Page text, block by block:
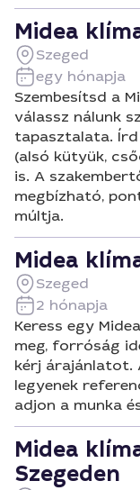
Midea
Szeged
egy hónapja
Szembesítsd a
válassz nálunk
tapasztalata. Írd
(alsó kütyük,
is. A
megbízható,
múltja.
Midea
Szeged
2 hónapja
Keress egy
meg, forróság
kérj árajánlatot.
legyenek
adjon a munka
Midea
Szegeden